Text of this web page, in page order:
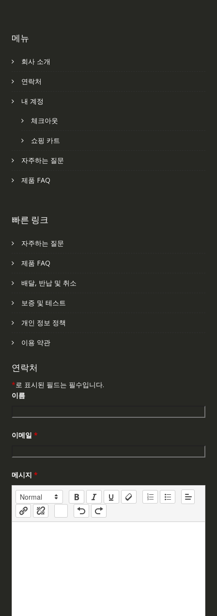
메뉴
회사 소개
연락처
내 계정
체크아웃
쇼핑 카트
자주하는 질문
제품 FAQ
빠른 링크
자주하는 질문
제품 FAQ
배달, 반납 및 취소
보증 및 테스트
개인 정보 정책
이용 약관
연락처
*로 표시된 필드는 필수입니다.
이름
이메일 *
메시지 *